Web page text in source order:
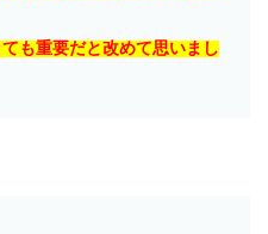
も重要だと改めて思いまし